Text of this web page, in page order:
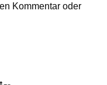
Kommentar oder